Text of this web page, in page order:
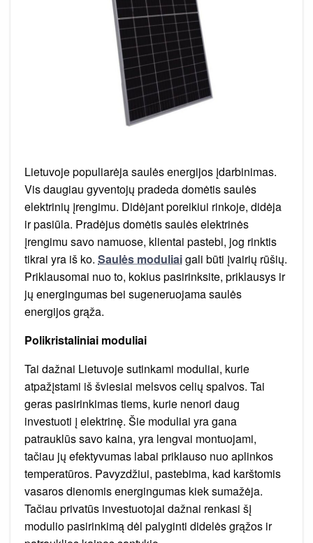
Lietuvoje populiarėja saulės energijos įdarbinimas.
Vis daugiau gyventojų pradeda domėtis saulės
elektrinių įrengimu. Didėjant poreikiui rinkoje, didėja
ir pasiūla. Pradėjus domėtis saulės elektrinės
įrengimu savo namuose, klientai pastebi, jog rinktis
tikrai yra iš ko. Saulės moduliaigali būti įvairių rūšių.
Priklausomai nuo to, kokius pasirinksite, priklausys ir
jų energingumas bei sugeneruojama saulės
energijos grąža.
Polikristaliniai moduliai
Tai dažnai Lietuvoje sutinkami moduliai, kurie
atpažįstami iš šviesiai melsvos celių spalvos. Tai
geras pasirinkimas tiems, kurie nenori daug
investuoti į elektrinę. Šie moduliai yra gana
patrauklūs savo kaina, yra lengvai montuojami,
tačiau jų efektyvumas labai priklauso nuo aplinkos
temperatūros. Pavyzdžiui, pastebima, kad karštomis
vasaros dienomis energingumas kiek sumažėja.
Tačiau privatūs investuotojai dažnai renkasi šį
modulio pasirinkimą dėl palyginti didelės grąžos ir